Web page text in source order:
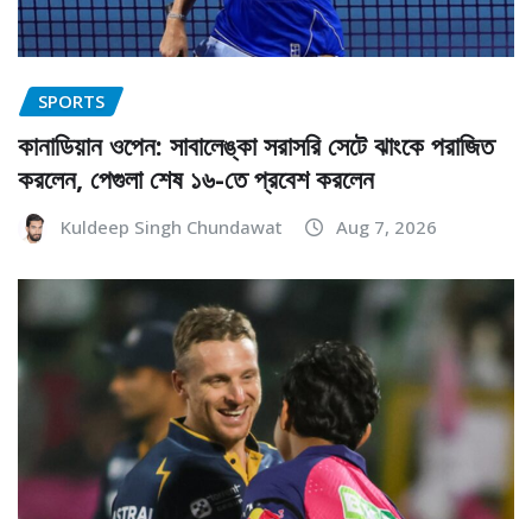
SPORTS
কানাডিয়ান ওপেন: সাবালেঙ্কা সরাসরি সেটে ঝাংকে পরাজিত
করলেন, পেগুলা শেষ ১৬-তে প্রবেশ করলেন
Kuldeep Singh Chundawat Aug 7, 2026